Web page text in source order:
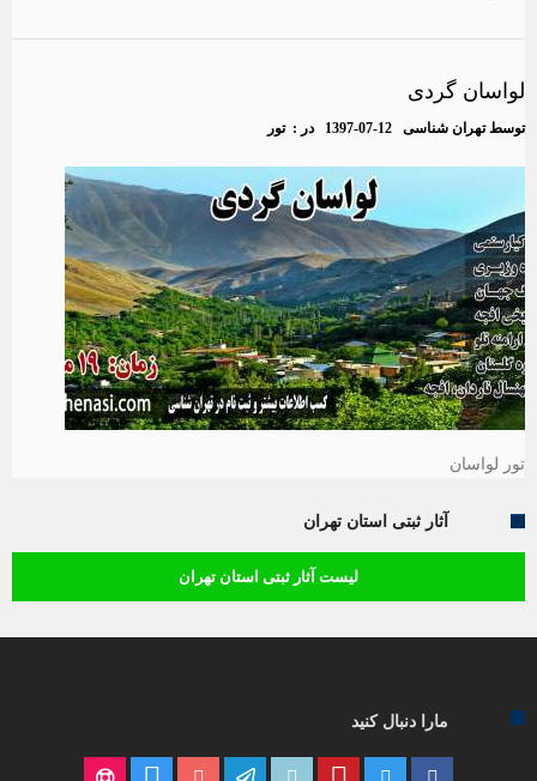
لواسان گردی
توسطتهران شناسی 1397-07-12 در :تور
تور لواسان
آثار ثبتی استان تهران
لیست آثار ثبتی استان تهران
مارا دنبال کنید